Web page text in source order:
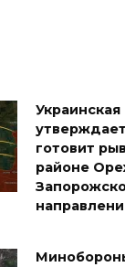
готовит
районе